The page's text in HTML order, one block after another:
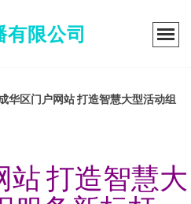
限公司
华区门户网站 打造智慧大型活动组
站 打造智慧大